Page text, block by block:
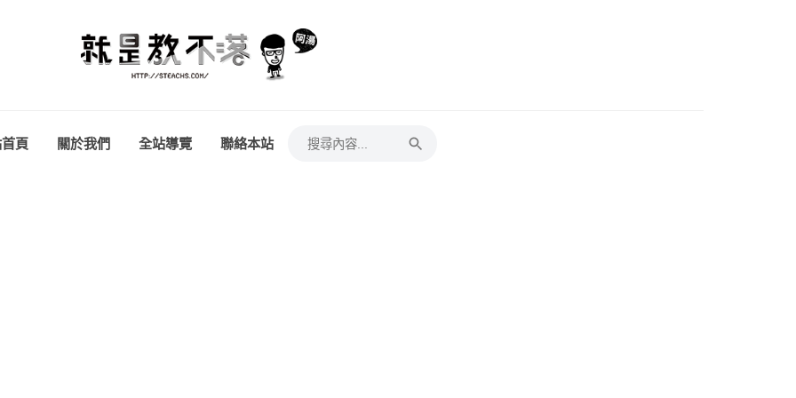
頁 關於我們 全站導覽 聯絡本站